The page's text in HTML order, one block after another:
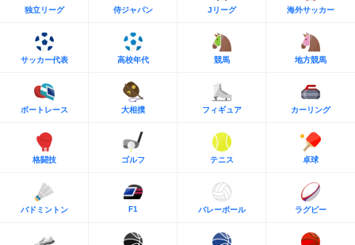
独立リーグ 侍ジャパン Jリーグ 海外サッカー
サッカー代表 高校年代 競馬 地方競馬
ボートレース 大相撲 フィギュア カーリング
格闘技 ゴルフ テニス 卓球
バドミントン F1 バレーボール ラグビー